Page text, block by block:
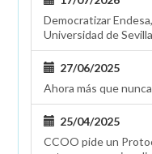
Democratizar
Universidad de
27/06/2025
Ahora más que
25/04/2025
CCOO pide un